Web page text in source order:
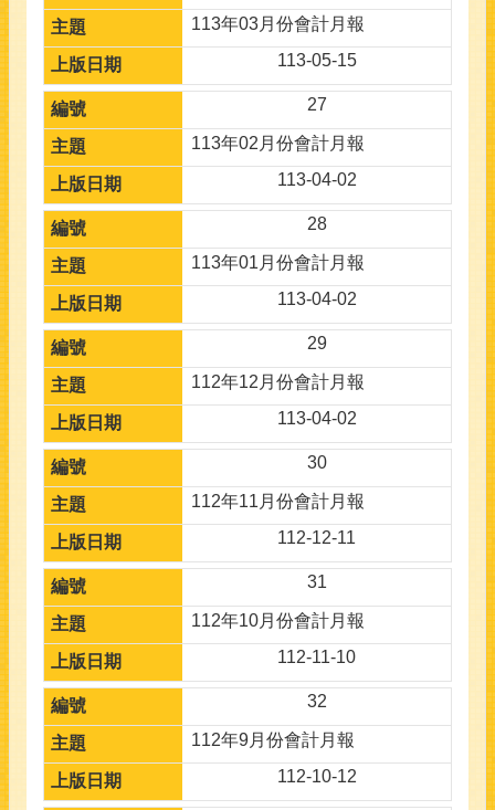
113年03月份會計月報
113-05-15
27
113年02月份會計月報
113-04-02
28
113年01月份會計月報
113-04-02
29
112年12月份會計月報
113-04-02
30
112年11月份會計月報
112-12-11
31
112年10月份會計月報
112-11-10
32
112年9月份會計月報
112-10-12